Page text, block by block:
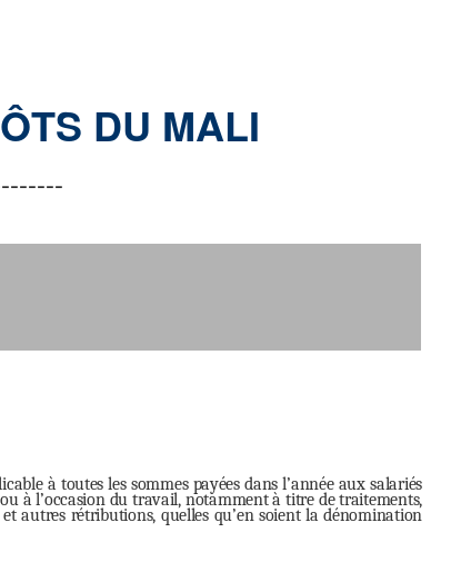
DU MALI
à toutes les sommes payées dans l’année aux salariés
à l’occasion du travail, notamment à titre de traitements,
autres rétributions, quelles qu’en soient la dénomination